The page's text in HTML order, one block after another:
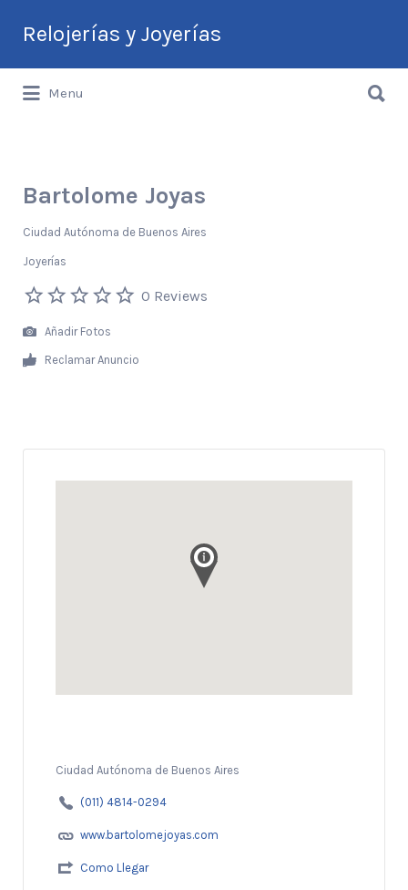
Relojerías y Joyerías
Guía de Relojerías y Joyerías en
por:
Menu
por:
Bartolome Joyas
Ciudad Autónoma de Buenos Aires
Joyerías
0 Reviews
Añadir Fotos
Reclamar Anuncio
Ciudad Autónoma de Buenos Aires
(011) 4814-0294
www.bartolomejoyas.com
Como Llegar